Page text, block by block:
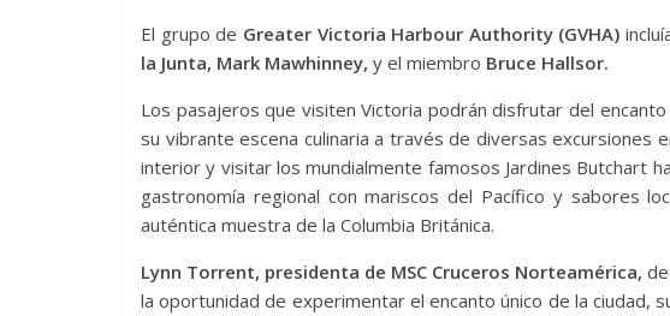
El grupo de Greater Victoria Harbour Authority (GVHA)
la Junta, Mark Mawhinney, y el miembro Bruce Hallsor.
Los pasajeros que visiten Victoria podrán disfrutar del
su vibrante escena culinaria a través de diversas
interior y visitar los mundialmente famosos Jardines Butchart
gastronomía regional con mariscos del Pacífico y sabores
auténtica muestra de la Columbia Británica.
Lynn Torrent, presidenta de MSC Cruceros Norteamérica,
la oportunidad de experimentar el encanto único de la ciudad,